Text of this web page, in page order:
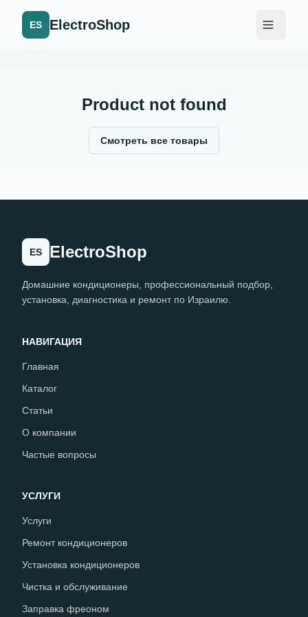
ES ElectroShop
Product not found
Смотреть все товары
ES ElectroShop
Домашние кондиционеры, профессиональный подбор,
установка, диагностика и ремонт по Израилю.
НАВИГАЦИЯ
Главная
Каталог
Статьи
О компании
Частые вопросы
УСЛУГИ
Услуги
Ремонт кондиционеров
Установка кондиционеров
Чистка и обслуживание
Заправка фреоном